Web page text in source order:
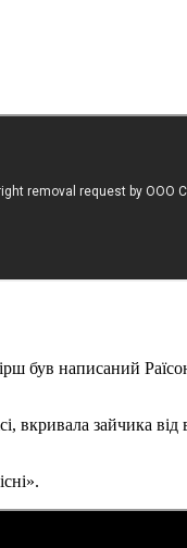
був написаний
вкривала зайчика